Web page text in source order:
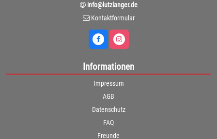
info@lutzlanger.de
Kontaktformular
Informationen
Impressum
AGB
Datenschutz
FAQ
Freunde